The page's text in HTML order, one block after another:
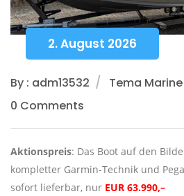
2. August 2026
By : adm13532
Tema
0 Comments
Aktionspreis: Das Boot auf den
kompletter Garmin-Technik und
sofort lieferbar, nur EUR 63.990,–